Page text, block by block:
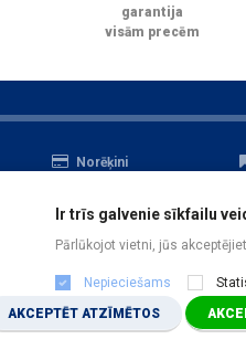
garantija
visām precēm
Norēķini
Serviss
Ir trīs galvenie sīkfailu
Pārlūkojot vietni, jūs
Nepieciešams
AKCEPTĒT ATZĪMĒTOS